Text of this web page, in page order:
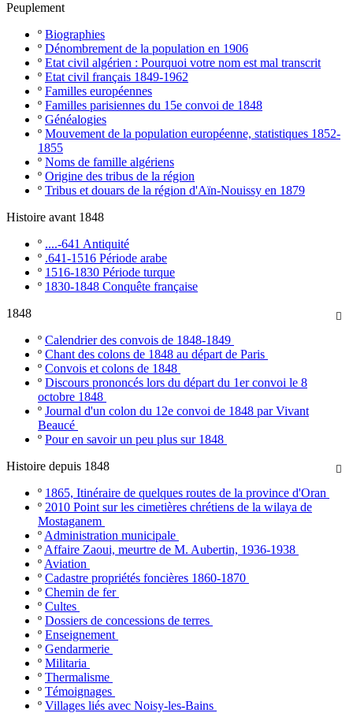
Peuplement
º Biographies
º Dénombrement de la population en 1906
º Etat civil algérien : Pourquoi votre nom est mal transcrit
º Etat civil français 1849-1962
º Familles européennes
º Familles parisiennes du 15e convoi de 1848
º Généalogies
º Mouvement de la population européenne, statistiques 1852-
1855
º Noms de famille algériens
º Origine des tribus de la région
º Tribus et douars de la région d'Aïn-Nouissy en 1879
Histoire avant 1848
º ....-641 Antiquité
º .641-1516 Période arabe
º 1516-1830 Période turque
º 1830-1848 Conquête française

1848
º Calendrier des convois de 1848-1849
º Chant des colons de 1848 au départ de Paris
º Convois et colons de 1848
º Discours prononcés lors du départ du 1er convoi le 8
octobre 1848
º Journal d'un colon du 12e convoi de 1848 par Vivant
Beaucé
º Pour en savoir un peu plus sur 1848

Histoire depuis 1848
º 1865, Itinéraire de quelques routes de la province d'Oran
º 2010 Point sur les cimetières chrétiens de la wilaya de
Mostaganem
º Administration municipale
º Affaire Zaoui, meurtre de M. Aubertin, 1936-1938
º Aviation
º Cadastre propriétés foncières 1860-1870
º Chemin de fer
º Cultes
º Dossiers de concessions de terres
º Enseignement
º Gendarmerie
º Militaria
º Thermalisme
º Témoignages
º Villages liés avec Noisy-les-Bains